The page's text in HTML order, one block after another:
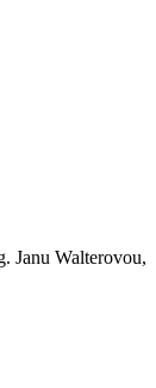
Janu Walterovou,